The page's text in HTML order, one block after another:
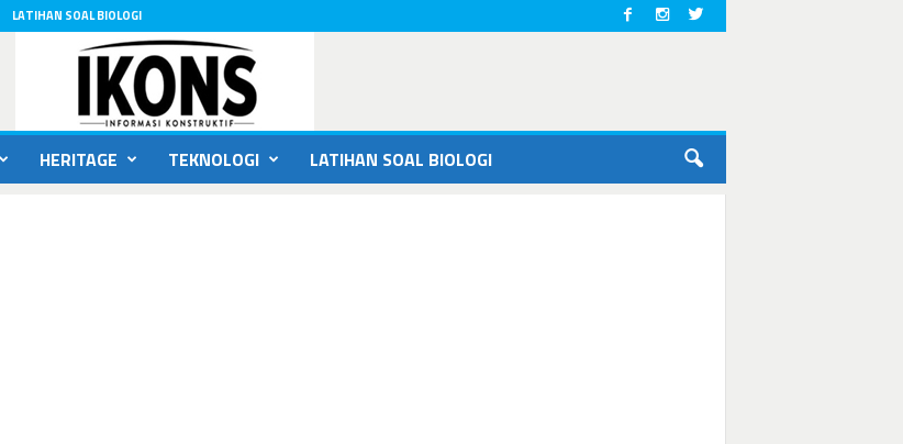
LATIHAN SOAL BIOLOGI
HERITAGE TEKNOLOGI LATIHAN SOAL BIOLOGI